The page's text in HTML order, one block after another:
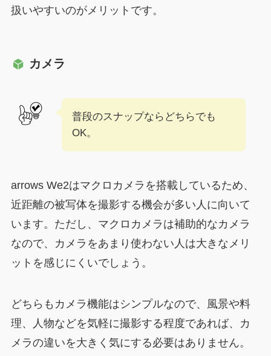
扱いやすいのがメリットです。
カメラ
普段のスナップならどちらでも
OK。
arrows We2はマクロカメラを搭載しているため、
近距離の被写体を撮影する機会が多い人に向いて
います。ただし、マクロカメラは補助的なカメラ
なので、カメラをあまり使わない人は大きなメリ
ットを感じにくいでしょう。
どちらもカメラ機能はシンプルなので、風景や料
理、人物などを気軽に撮影する程度であれば、カ
メラの違いを大きく気にする必要はありません。